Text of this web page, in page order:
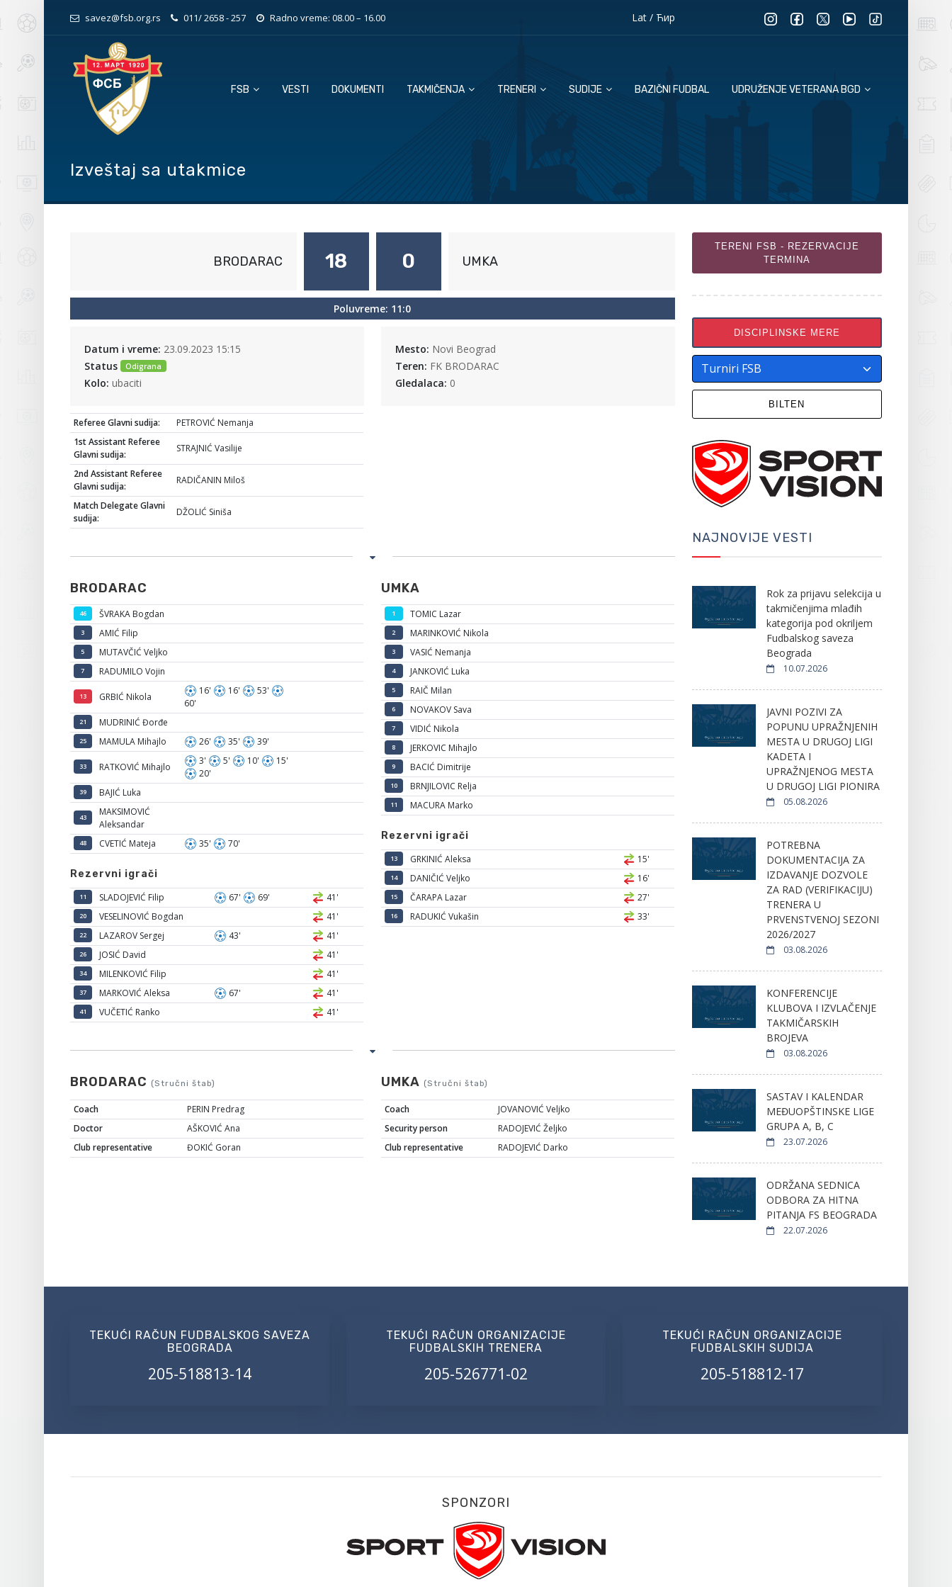
savez@fsb.org.rs 011/ 2658 - 257 Radno vreme: 08.00 – 16.00 Lat/ Ћир
FSB VESTI DOKUMENTI TAKMIČENJA TRENERI SUDIJE BAZIČNI FUDBAL UDRUŽENJE VETERANA BGD
Izveštaj sa utakmice
BRODARAC 18 0 UMKA
Poluvreme: 11:0
Datum i vreme: 23.09.2023 15:15
Status
Odigrana
Kolo: ubaciti
Mesto: Novi Beograd
Teren: FK BRODARAC
Gledalaca: 0
Referee Glavni sudija:
PETROVIĆ Nemanja
1st Assistant Referee
Glavni sudija:
STRAJNIĆ Vasilije
2nd Assistant Referee
Glavni sudija:
RADIČANIN Miloš
Match Delegate Glavni
sudija:
DŽOLIĆ Siniša
BRODARAC
46 ŠVRAKA Bogdan
3 AMIĆ Filip
5 MUTAVČIĆ Veljko
7 RADUMILO Vojin
13 GRBIĆ Nikola
16' 16'
53'
60'
21 MUDRINIĆ Đorđe
25 MAMULA Mihajlo 26' 35' 39'
33 RATKOVIĆ Mihajlo
3' 5' 10'
15'
20'
39 BAJIĆ Luka
43
MAKSIMOVIĆ
Aleksandar
48 CVETIĆ Mateja 35' 70'
Rezervni igrači
11 SLADOJEVIĆ Filip 67' 69' 41'
20 VESELINOVIĆ Bogdan 41'
22 LAZAROV Sergej 43' 41'
26 JOSIĆ David 41'
34 MILENKOVIĆ Filip 41'
37 MARKOVIĆ Aleksa 67' 41'
41 VUČETIĆ Ranko 41'
UMKA
1 TOMIC Lazar
2 MARINKOVIĆ Nikola
3 VASIĆ Nemanja
4 JANKOVIĆ Luka
5 RAIČ Milan
6 NOVAKOV Sava
7 VIDIĆ Nikola
8 JERKOVIC Mihajlo
9 BACIĆ Dimitrije
10 BRNJILOVIC Relja
11 MACURA Marko
Rezervni igrači
13 GRKINIĆ Aleksa 15'
14 DANIČIĆ Veljko 16'
15 ČARAPA Lazar 27'
16 RADUKIĆ Vukašin 33'
BRODARAC (Stručni štab)
Coach
PERIN Predrag
Doctor
AŠKOVIĆ Ana
Club representative
ĐOKIĆ Goran
UMKA (Stručni štab)
Coach
JOVANOVIĆ Veljko
Security person
RADOJEVIĆ Željko
Club representative
RADOJEVIĆ Darko
TERENI FSB - REZERVACIJE
TERMINA
DISCIPLINSKE MERE
BILTEN
NAJNOVIJE VESTI
Rok za prijavu selekcija u
takmičenjima mlađih
kategorija pod okriljem
Fudbalskog saveza
Beograda
10.07.2026
JAVNI POZIVI ZA
POPUNU UPRAŽNJENIH
MESTA U DRUGOJ LIGI
KADETA I
UPRAŽNJENOG MESTA
U DRUGOJ LIGI PIONIRA
05.08.2026
POTREBNA
DOKUMENTACIJA ZA
IZDAVANJE DOZVOLE
ZA RAD (VERIFIKACIJU)
TRENERA U
PRVENSTVENOJ SEZONI
2026/2027
03.08.2026
KONFERENCIJE
KLUBOVA I IZVLAČENJE
TAKMIČARSKIH
BROJEVA
03.08.2026
SASTAV I KALENDAR
MEĐUOPŠTINSKE LIGE
GRUPA A, B, C
23.07.2026
ODRŽANA SEDNICA
ODBORA ZA HITNA
PITANJA FS BEOGRADA
22.07.2026
TEKUĆI RAČUN FUDBALSKOG SAVEZA
BEOGRADA
205-518813-14
TEKUĆI RAČUN ORGANIZACIJE
FUDBALSKIH TRENERA
205-526771-02
TEKUĆI RAČUN ORGANIZACIJE
FUDBALSKIH SUDIJA
205-518812-17
SPONZORI